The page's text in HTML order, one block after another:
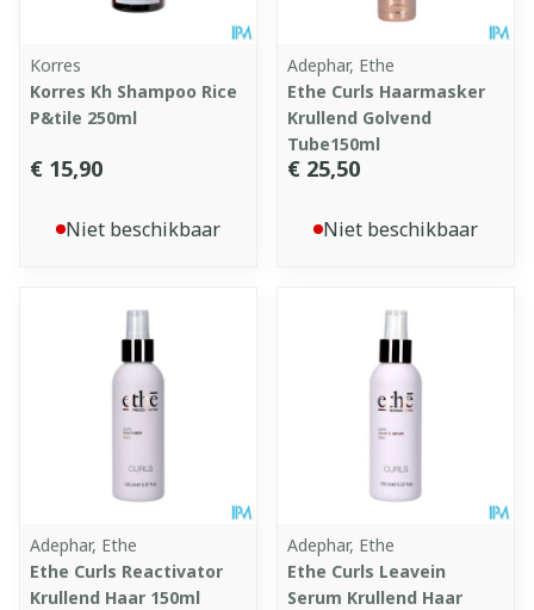
Korres
Korres Kh Shampoo Rice
P&tile 250ml
€ 15,90
Niet beschikbaar
Adephar, Ethe
Ethe Curls Haarmasker
Krullend Golvend
Tube150ml
€ 25,50
Niet beschikbaar
Adephar, Ethe
Ethe Curls Reactivator
Krullend Haar 150ml
Adephar, Ethe
Ethe Curls Leavein
Serum Krullend Haar